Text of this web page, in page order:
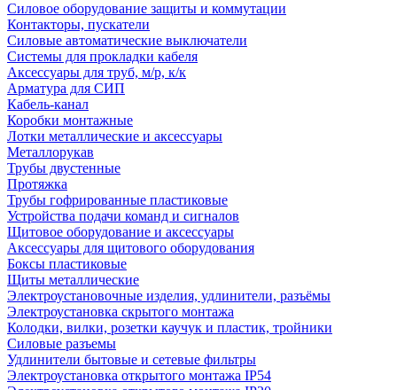
Силовое оборудование защиты и коммутации
Контакторы, пускатели
Силовые автоматические выключатели
Системы для прокладки кабеля
Аксессуары для труб, м/р, к/к
Арматура для СИП
Кабель-канал
Коробки монтажные
Лотки металлические и аксессуары
Металлорукав
Трубы двустенные
Протяжка
Трубы гофрированные пластиковые
Устройства подачи команд и сигналов
Щитовое оборудование и аксессуары
Аксессуары для щитового оборудования
Боксы пластиковые
Щиты металлические
Электроустановочные изделия, удлинители, разъёмы
Электроустановка скрытого монтажа
Колодки, вилки, розетки каучук и пластик, тройники
Силовые разъемы
Удлинители бытовые и сетевые фильтры
Электроустановка открытого монтажа IP54